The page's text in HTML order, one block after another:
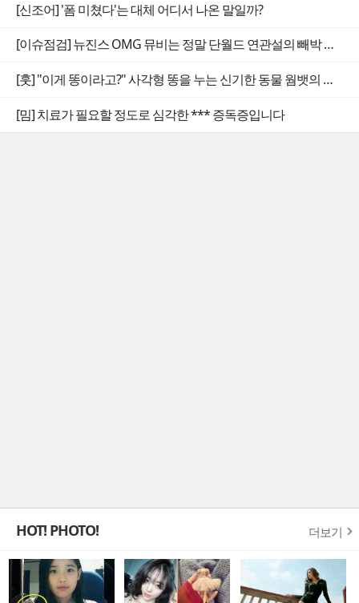
[신조어] '폼 미쳤다'는 대체 어디서 나온 말일까?
[이슈점검] 뉴진스 OMG 뮤비는 정말 단월드 연관설의 빼박 증거일까
[훗] "이게 똥이라고?" 사각형 똥을 누는 신기한 동물 웜뱃의 비밀
[밈] 치료가 필요할 정도로 심각한 *** 증독증입니다
HOT! PHOTO! 더보기